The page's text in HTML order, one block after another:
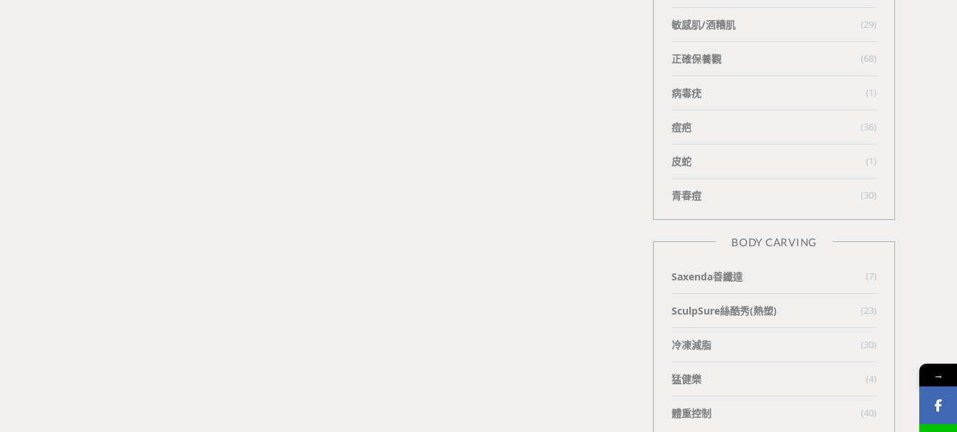
敏感肌/酒糟肌 (29)
正確保養觀 (68)
病毒疣 (1)
痘疤 (36)
皮蛇 (1)
青春痘 (30)
BODY CARVING
Saxenda善纖達 (7)
SculpSure絲酷秀(熱塑) (23)
冷凍減脂 (30)
猛健樂 (4)
體重控制 (40)
→